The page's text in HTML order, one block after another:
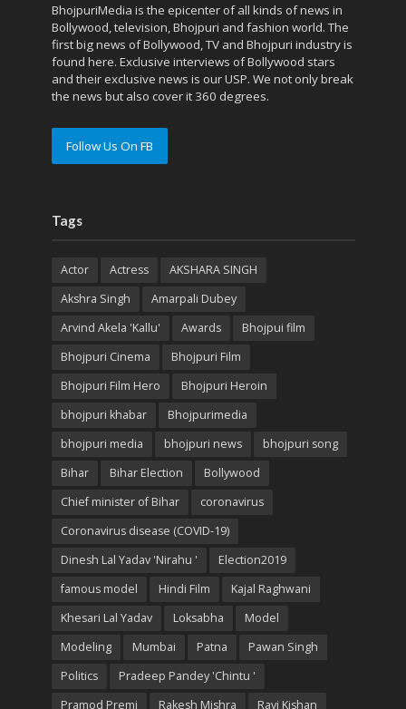
BhojpuriMedia is the epicenter of all kinds of news in
Bollywood, television, Bhojpuri and fashion world. The
first big news of Bollywood, TV and Bhojpuri industry is
found here. Exclusive interviews of Bollywood stars
and their exclusive news is our USP. We not only break
the news but also cover it 360 degrees.
Follow Us On FB
Tags
Actor Actress
AKSHARA SINGH
Akshra Singh
Amarpali Dubey
Arvind Akela 'Kallu'
Awards
Bhojpui film
Bhojpuri Cinema
Bhojpuri Film
Bhojpuri Film Hero
Bhojpuri Heroin
bhojpuri khabar
Bhojpurimedia
bhojpuri media
bhojpuri news
bhojpuri song
Bihar
Bihar Election
Bollywood
Chief minister of Bihar
coronavirus
Coronavirus disease (COVID-19)
Dinesh Lal Yadav 'Nirahu '
Election2019
famous model
Hindi Film
Kajal Raghwani
Khesari Lal Yadav
Loksabha
Model
Modeling
Mumbai Patna
Pawan Singh
Politics
Pradeep Pandey 'Chintu '
Pramod Premi
Rakesh Mishra Ravi Kishan